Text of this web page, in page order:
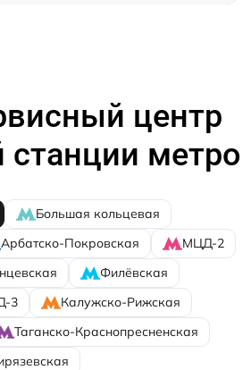
центр
метро
Большая кольцевая
Арбатско-Покровская
МЦД-2
Филёвская
3
Калужско-Рижская
Таганско-Краснопресненская